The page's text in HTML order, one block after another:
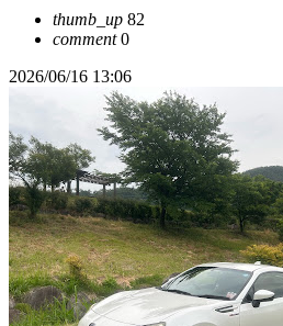
thumb_up 82
comment0
2026/06/16 13:06